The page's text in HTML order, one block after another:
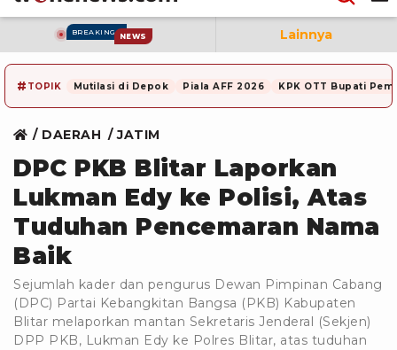
BREAKING NEWS Lainnya
# TOPIK Mutilasi di Depok Piala AFF 2026 KPK OTT Bupati
DAERAH JATIM
DPC PKB Blitar Laporkan
Lukman Edy ke Polisi, Atas
Tuduhan Pencemaran Nama
Baik
Sejumlah kader dan pengurus Dewan Pimpinan Cabang
(DPC) Partai Kebangkitan Bangsa (PKB) Kabupaten
Blitar melaporkan mantan Sekretaris Jenderal (Sekjen)
DPP PKB, Lukman Edy ke Polres Blitar, atas tuduhan